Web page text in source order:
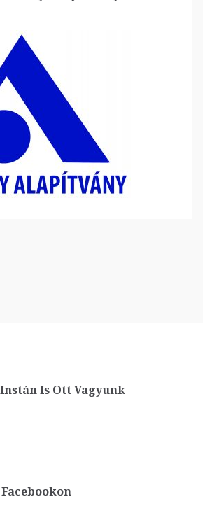
Is Ott Vagyunk